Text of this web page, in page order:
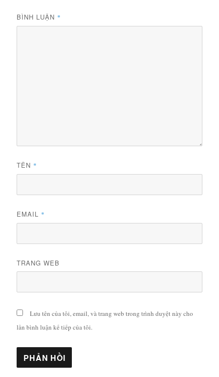
BÌNH LUẬN *
TÊN *
EMAIL *
TRANG WEB
Lưu tên của tôi, email, và trang web trong trình duyệt này cho
lần bình luận kế tiếp của tôi.